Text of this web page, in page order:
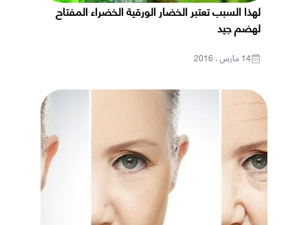
لهذا السبب تعتبر الخضار الورقية الخضراء المفتاح
لهضم جيد
14 مارس ، 2016